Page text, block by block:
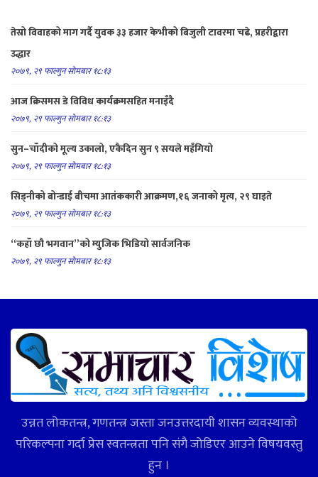
तेस्रो विवाहको माग गर्दै युवक ३३ हजार केभीको बिजुली टावरमा चढे, प्रहरीद्वारा
उद्धार
२०७९, २९ फाल्गुन सोमबार १८:१३
आज क्रिसमस डे विविध कार्यक्रमसहित मनाइँदै
२०७९, २९ फाल्गुन सोमबार १८:१३
सुन–चाँदीको मूल्य उकालो, एकैदिन सुन ९ सयले महँगियो
२०७९, २९ फाल्गुन सोमबार १८:१३
सिड्नीको बोन्डाई बीचमा आतंककारी आक्रमण,१६ जनाको मृत्य, २९ घाइते
२०७९, २९ फाल्गुन सोमबार १८:१३
“कहाँ छौ भगवान”को म्युजिक भिडियो सार्वजनिक
२०७९, २९ फाल्गुन सोमबार १८:१३
उन्नत लोकतन्त्र, गणतन्त्र जस्ता जनउत्तरदायी शासन व्यवस्थाको
परिकल्पना गर्दा प्रेस स्वतन्त्रता पनि संगै जोडिएर आउने विषयवस्तु
हुन ।